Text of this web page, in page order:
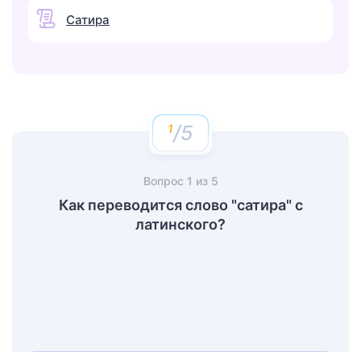
Сатира
/5
Вопрос 1 из 5
Как переводится слово "сатира" с
латинского?